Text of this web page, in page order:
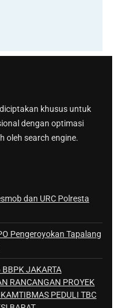
khusus untuk
dengan optimasi
oleh search engine.
dan URC Polresta
Pengeroyokan Tapalang
JAKARTA
RANCANGAN PROYEK
PEDULI TBC